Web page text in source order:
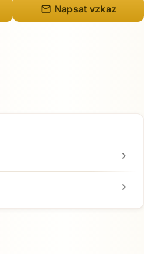
mail Napsat vzkaz
chevron_right
chevron_right